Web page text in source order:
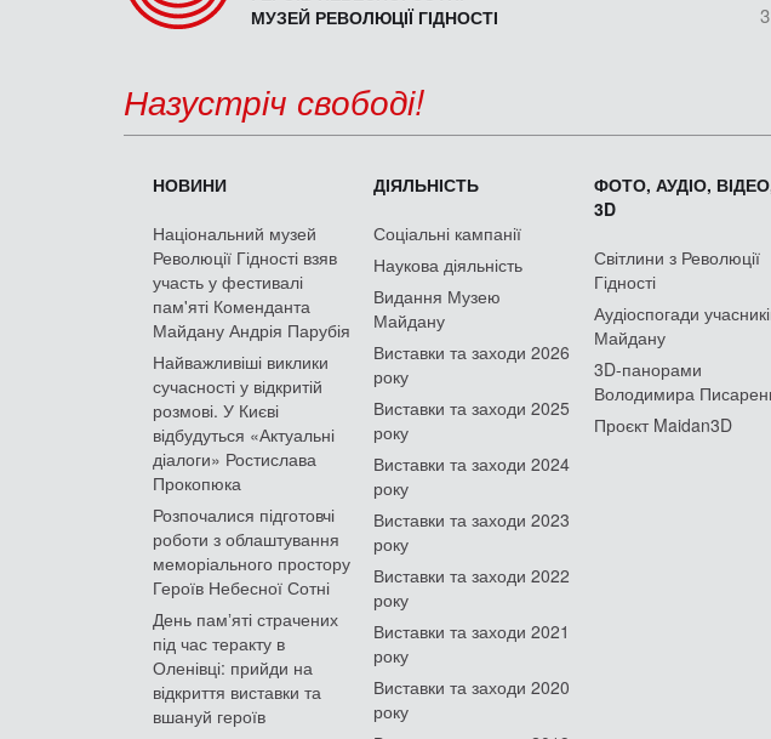
МУЗЕЙ РЕВОЛЮЦІЇ ГІДНОСТІ
Назустріч свободі!
НОВИНИ
Національний музей
Революції Гідності взяв
участь у фестивалі
пам'яті Коменданта
Майдану Андрія Парубія
Найважливіші виклики
сучасності у відкритій
розмові. У Києві
відбудуться «Актуальні
діалоги» Ростислава
Прокопюка
Розпочалися підготовчі
роботи з облаштування
меморіального простору
Героїв Небесної Сотні
День памʼяті страчених
під час теракту в
Оленівці: прийди на
відкриття виставки та
вшануй героїв
ДІЯЛЬНІСТЬ
Соціальні кампанії
Наукова діяльність
Видання Музею
Майдану
Виставки та заходи 2026
року
Виставки та заходи 2025
року
Виставки та заходи 2024
року
Виставки та заходи 2023
року
Виставки та заходи 2022
року
Виставки та заходи 2021
року
Виставки та заходи 2020
року
ФОТО, АУДІО,
3D
Світлини з Революції
Гідності
Аудіоспогади
Майдану
3D-панорами
Володимира
Проєкт Maidan3D